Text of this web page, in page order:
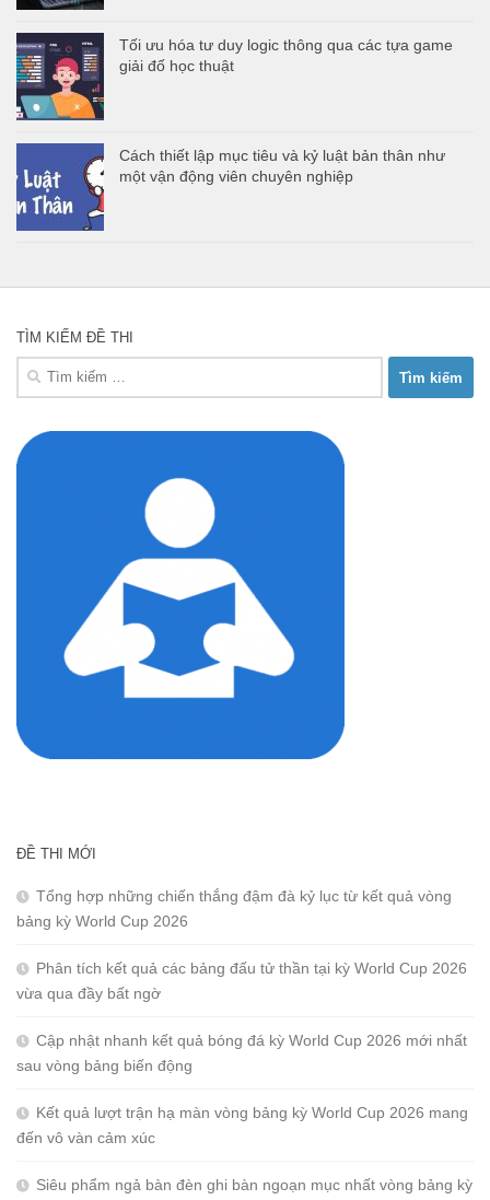
Tối ưu hóa tư duy logic thông qua các tựa game
giải đố học thuật
Cách thiết lập mục tiêu và kỷ luật bản thân như
một vận động viên chuyên nghiệp
TÌM KIẾM ĐỀ THI
Tìm
kiếm
ĐỀ THI MỚI
Tổng hợp những chiến thắng đậm đà kỷ lục từ kết quả vòng
bảng kỳ World Cup 2026
Phân tích kết quả các bảng đấu tử thần tại kỳ World Cup 2026
vừa qua đầy bất ngờ
Cập nhật nhanh kết quả bóng đá kỳ World Cup 2026 mới nhất
sau vòng bảng biến động
Kết quả lượt trận hạ màn vòng bảng kỳ World Cup 2026 mang
đến vô vàn cảm xúc
Siêu phẩm ngả bàn đèn ghi bàn ngoạn mục nhất vòng bảng kỳ